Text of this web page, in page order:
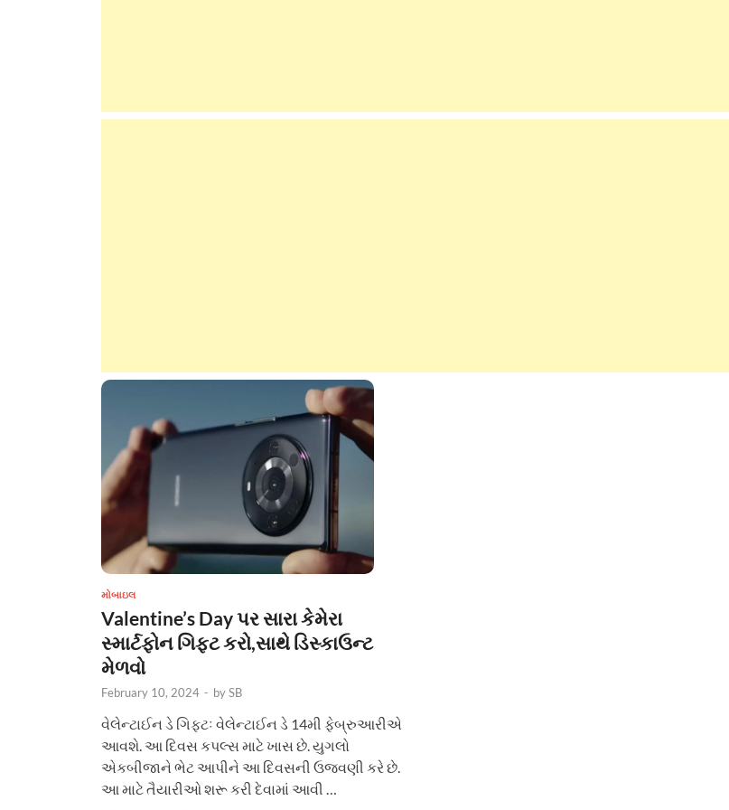
મોબાઇલ
Valentine’s Day પર સારા કેમેરા
સ્માર્ટફોન ગિફ્ટ કરો,સાથે ડિસ્કાઉન્ટ
મેળવો
February 10, 2024 - bySB
વેલેન્ટાઈન ડે ગિફ્ટઃ વેલેન્ટાઈન ડે 14મી ફેબ્રુઆરીએ
આવશે. આ દિવસ કપલ્સ માટે ખાસ છે. યુગલો
એકબીજાને ભેટ આપીને આ દિવસની ઉજવણી કરે છે.
આ માટે તૈયારીઓ શરૂ કરી દેવામાં આવી …